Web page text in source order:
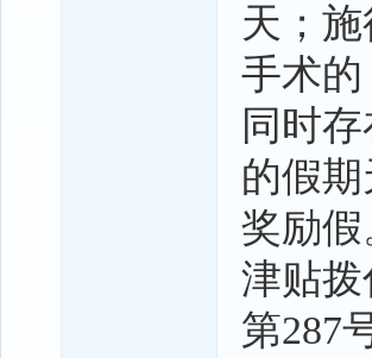
天；
手术
同时
的假
奖励
津贴
第287